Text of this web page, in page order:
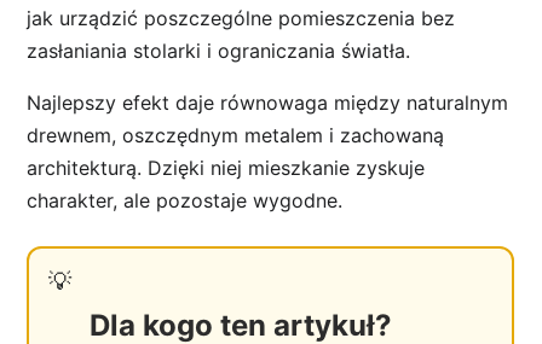
jak urządzić poszczególne pomieszczenia bez
zasłaniania stolarki i ograniczania światła.
Najlepszy efekt daje równowaga między naturalnym
drewnem, oszczędnym metalem i zachowaną
architekturą. Dzięki niej mieszkanie zyskuje
charakter, ale pozostaje wygodne.
Dla kogo ten artykuł?